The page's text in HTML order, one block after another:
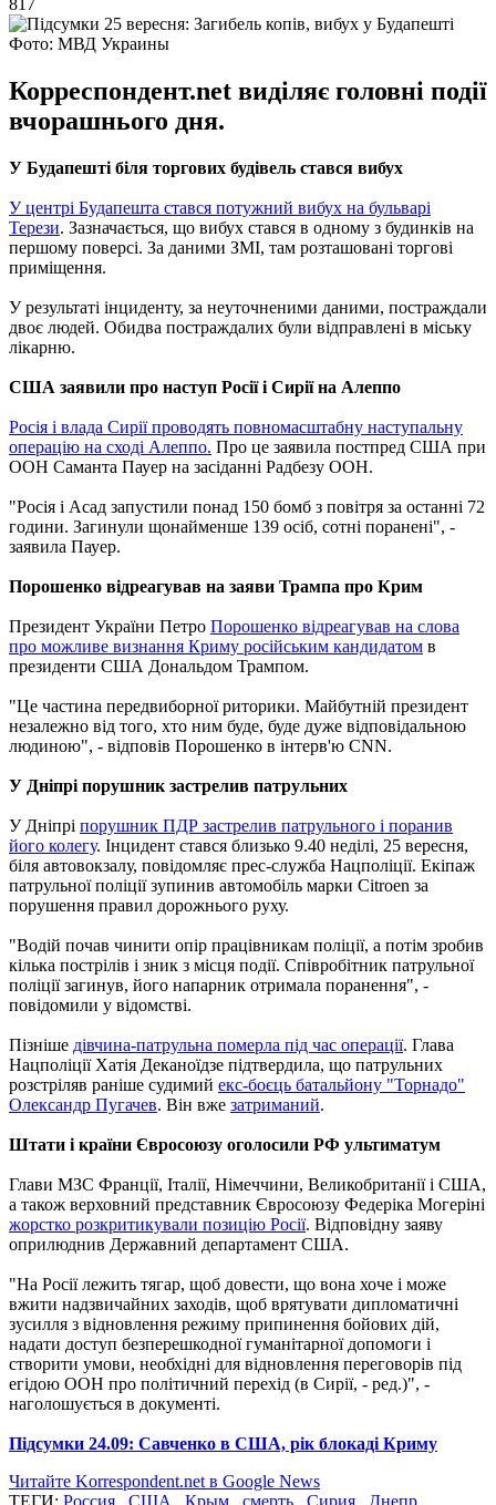
Фото: МВД Украины
Корреспондент.net виділяє головні події
вчорашнього дня.
У Будапешті біля торгових будівель стався вибух
У центрі Будапешта стався потужний вибух на бульварі
Терези. Зазначається, що вибух стався в одному з будинків на
першому поверсі. За даними ЗМІ, там розташовані торгові
приміщення.
У результаті інциденту, за неуточненими даними, постраждали
двоє людей. Обидва постраждалих були відправлені в міську
лікарню.
США заявили про наступ Росії і Сирії на Алеппо
Росія і влада Сирії проводять повномасштабну наступальну
операцію на сході Алеппо. Про це заявила постпред США при
ООН Саманта Пауер на засіданні Радбезу ООН.
"Росія і Асад запустили понад 150 бомб з повітря за останні 72
години. Загинули щонайменше 139 осіб, сотні поранені", -
заявила Пауер.
Порошенко відреагував на заяви Трампа про Крим
Президент України Петро Порошенко відреагував на слова
про можливе визнання Криму російським кандидатом в
президенти США Дональдом Трампом.
"Це частина передвиборної риторики. Майбутній президент
незалежно від того, хто ним буде, буде дуже відповідальною
людиною", - відповів Порошенко в інтерв'ю CNN.
У Дніпрі порушник застрелив патрульних
У Дніпрі порушник ПДР застрелив патрульного і поранив
його колегу. Інцидент стався близько 9.40 неділі, 25 вересня,
біля автовокзалу, повідомляє прес-служба Нацполіції. Екіпаж
патрульної поліції зупинив автомобіль марки Citroen за
порушення правил дорожнього руху.
"Водій почав чинити опір працівникам поліції, а потім зробив
кілька пострілів і зник з місця події. Співробітник патрульної
поліції загинув, його напарник отримала поранення", -
повідомили у відомстві.
Пізніше дівчина-патрульна померла під час операції. Глава
Нацполіції Хатія Деканоїдзе підтвердила, що патрульних
розстріляв раніше судимий екс-боєць батальйону "Торнадо"
Олександр Пугачев. Він вже затриманий.
Штати і країни Євросоюзу оголосили РФ ультиматум
Глави МЗС Франції, Італії, Німеччини, Великобританії і США,
а також верховний представник Євросоюзу Федеріка Могеріні
жорстко розкритикували позицію Росії. Відповідну заяву
оприлюднив Державний департамент США.
"На Росії лежить тягар, щоб довести, що вона хоче і може
вжити надзвичайних заходів, щоб врятувати дипломатичні
зусилля з відновлення режиму припинення бойових дій,
надати доступ безперешкодної гуманітарної допомоги і
створити умови, необхідні для відновлення переговорів під
егідою ООН про політичний перехід (в Сирії, - ред.)", -
наголошується в документі.
Підсумки 24.09: Савченко в США, рік блокаді Криму
Читайте Korrespondent.net в Google News
ТЕГИ: Россия США Крым смерть Сирия Днепр